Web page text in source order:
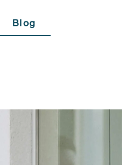
Blog